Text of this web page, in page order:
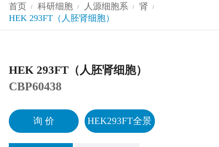
首页 / 科研细胞 / 人源细胞系 / 肾 /
HEK 293FT（人胚肾细胞）
HEK 293FT（人胚肾细胞）
CBP60438
询 价 HEK293FT全景